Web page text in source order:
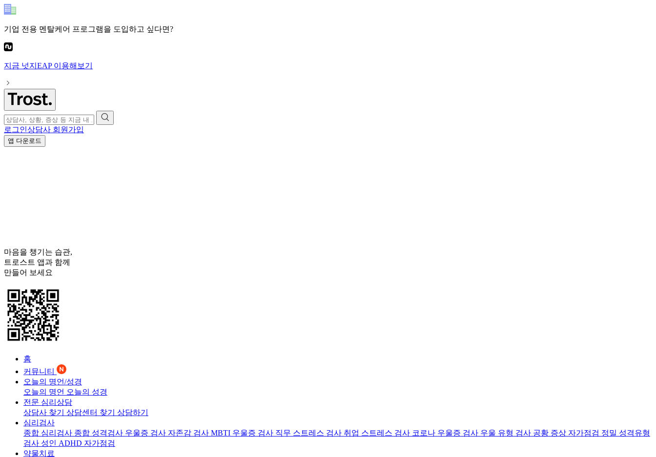
기업 전용 멘탈케어 프로그램을 도입하고 싶다면?
지금 넛지EAP이용해보기
로그인상담사 회원가입
앱 다운로드
마음을 챙기는 습관,
트로스트 앱과 함께
만들어 보세요
홈
커뮤니티
오늘의 명언/성경
오늘의 명언 오늘의 성경
전문 심리상담
상담사 찾기 상담센터 찾기 상담하기
심리검사
종합 심리검사 종합 성격검사 우울증 검사 자존감 검사 MBTI 우울증 검사 직무 스트레스 검사 취업 스트레스 검사 코로나 우울증 검사 우울 유형 검사 공황 증상 자가점검 정밀 성격유형
검사 성인 ADHD 자가점검
약물치료